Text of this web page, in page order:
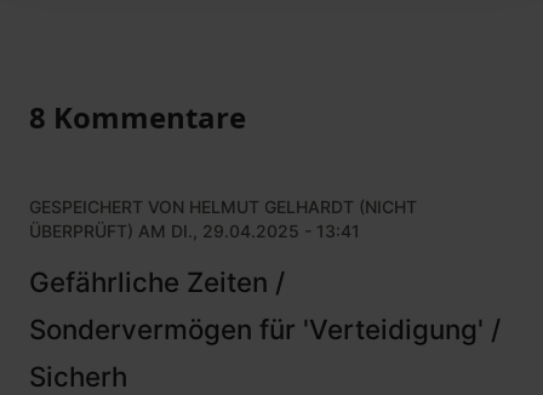
8 Kommentare
GESPEICHERT VON HELMUT GELHARDT (NICHT
ÜBERPRÜFT) AM DI., 29.04.2025 - 13:41
Gefährliche Zeiten /
Sondervermögen für 'Verteidigung' /
Sicherh